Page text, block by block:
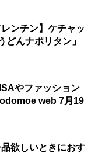
ンチン】ケチャッ
どんナポリタン」
やファッション
web 7月19
欲しいときにおす